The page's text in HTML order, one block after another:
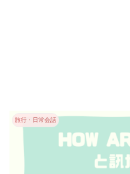
旅行・日常会話